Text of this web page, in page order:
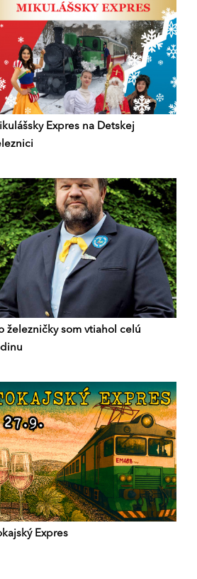
Expres na Detskej
železničky som vtiahol celú
Expres